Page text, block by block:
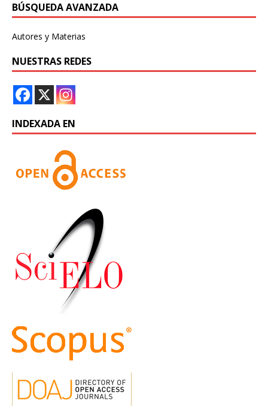
BÚSQUEDA AVANZADA
Autores y Materias
NUESTRAS REDES
INDEXADA EN